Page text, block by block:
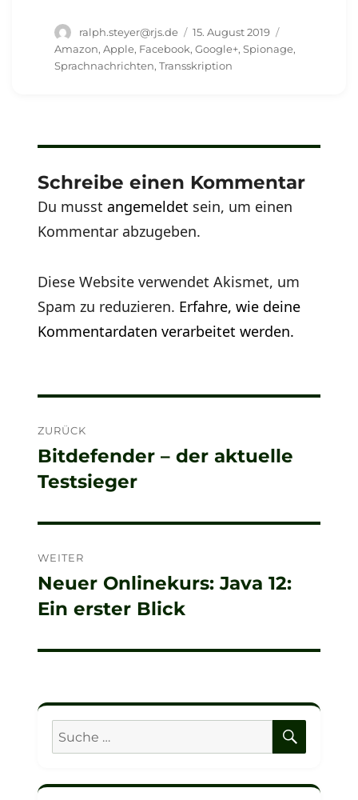
Autor
ralph.steyer@rjs.de
Veröffentlicht
am
15. August 2019
Amazon,Apple, Facebook,Google+,Spionage,
Sprachnachrichten,Transskription
Schreibe einen Kommentar
Du musstangemeldet sein, um einen
Kommentar abzugeben.
Diese Website verwendet Akismet, um
Spam zu reduzieren. Erfahre, wie deine
Kommentardaten verarbeitet werden.
ZURÜCK
Vorheriger
Beitrag:
Bitdefender – der aktuelle
Testsieger
WEITER
Nächster
Beitrag:
Neuer Onlinekurs: Java 12:
Ein erster Blick
Suche
nach: